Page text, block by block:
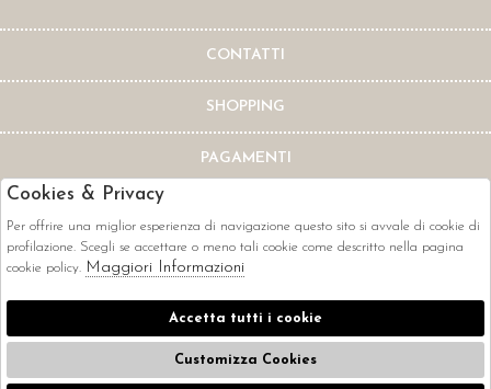
CONTATTI
SHOPPING
PAGAMENTI
CORRIERI
Cookies & Privacy
Per offrire una miglior esperienza di navigazione questo sito si avvale di cookie di
profilazione. Scegli se accettare o meno tali cookie come descritto nella pagina
cookie policy. Maggiori Informazioni
Accetta tutti i cookie
Customizza Cookies